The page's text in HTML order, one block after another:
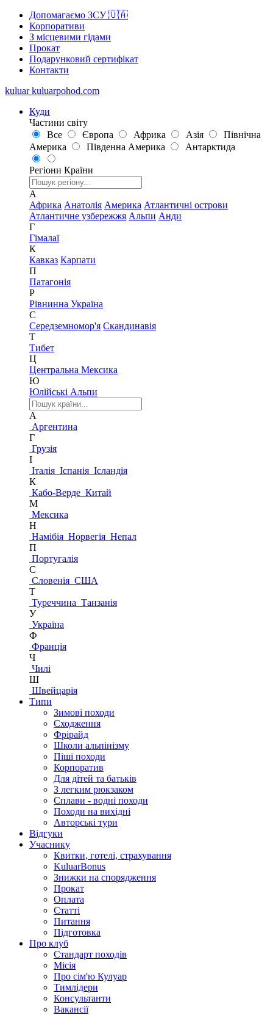
Допомагаємо ЗСУ 🇺🇦
Корпоративи
З місцевими гідами
Прокат
Подарунковий сертифікат
Контакти
kuluar kuluarpohod.com
Куди
Частини світу
Все
Європа Африка Азія
Північна
Америка
Південна Америка Антарктида
Регіони Країни
А
Африка Анатолія Америка Атлантичні острови
Атлантичне узбережжя Альпи Анди
Г
Гімалаї
К
Кавказ Карпати
П
Патагонія
Р
Рівнинна Україна
С
Середземномор'я Скандинавія
Т
Тибет
Ц
Центральна Мексика
Ю
Юлійські Альпи
А
Аргентина
Г
Грузія
І
Італія Іспанія Ісландія
К
Кабо-Верде Китай
М
Мексика
Н
Намібія Норвегія Непал
П
Португалія
С
Словенія США
Т
Туреччина Танзанія
У
Україна
Ф
Франція
Ч
Чилі
Ш
Швейцарія
Типи
Зимові походи
Сходження
Фрірайд
Школи альпінізму
Піші походи
Корпоратив
Для дітей та батьків
З легким рюкзаком
Сплави - водні походи
Походи на вихідні
Авторські тури
Відгуки
Учаснику
Квитки, готелі, страхування
KuluarBonus
Знижки на спорядження
Прокат
Оплата
Статті
Питання
Підготовка
Про клуб
Стандарт походів
Місія
Про сім'ю Кулуар
Тимлідери
Консультанти
Вакансії